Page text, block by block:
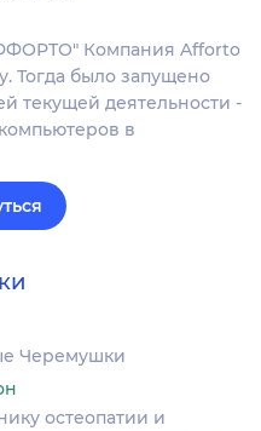
Компания Afforto
Тогда было запущено
текущей деятельности -
в
Черемушки
остеопатии и